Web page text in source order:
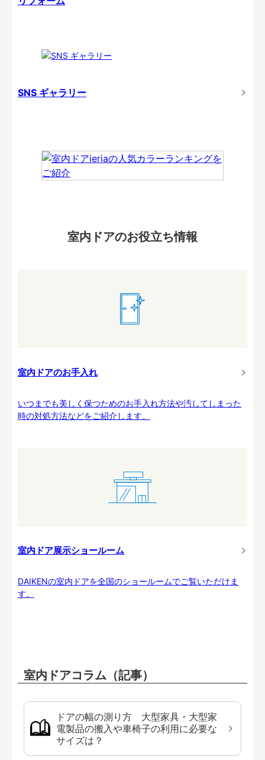
SNS ギャラリー
室内ドアのお役立ち情報
室内ドアのお手入れ
いつまでも美しく保つためのお手入れ方法や汚してしまった
時の対処方法などをご紹介します。
室内ドア展示ショールーム
DAIKENの室内ドアを全国のショールームでご覧いただけま
す。
室内ドアコラム（記事）
ドアの幅の測り方 大型家具・大型家
電製品の搬入や車椅子の利用に必要な
サイズは？